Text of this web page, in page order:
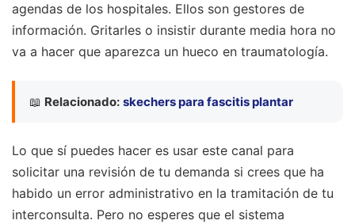
agendas de los hospitales. Ellos son gestores de
información. Gritarles o insistir durante media hora no
va a hacer que aparezca un hueco en traumatología.
📖 Relacionado: skechers para fascitis plantar
Lo que sí puedes hacer es usar este canal para
solicitar una revisión de tu demanda si crees que ha
habido un error administrativo en la tramitación de tu
interconsulta. Pero no esperes que el sistema